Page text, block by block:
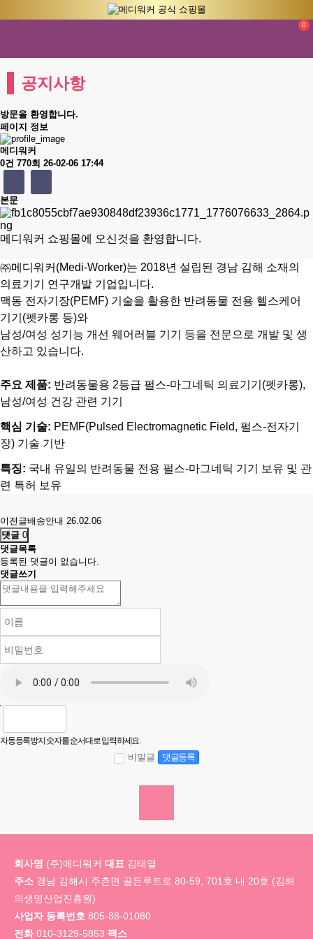
0
공지사항
방문을 환영합니다.
페이지 정보
메디워커
0건 770회 26-02-06 17:44
본문
메디워커 쇼핑몰에 오신것을 환영합니다.
㈜메디워커(Medi-Worker)는 2018년 설립된 경남 김해 소재의
의료기기 연구개발 기업입니다.
맥동 전자기장(PEMF) 기술을 활용한 반려동물 전용 헬스케어
기기(펫카롱 등)와
남성/여성 성기능 개선 웨어러블 기기 등을 전문으로 개발 및 생
산하고 있습니다.
주요 제품: 반려동물용 2등급 펄스-마그네틱 의료기기(펫카롱),
남성/여성 건강 관련 기기
핵심 기술: PEMF(Pulsed Electromagnetic Field, 펄스-전자기
장) 기술 기반
특징: 국내 유일의 반려동물 전용 펄스-마그네틱 기기 보유 및 관
련 특허 보유
이전글배송안내 26.02.06
댓글 0
댓글목록
등록된 댓글이 없습니다.
댓글쓰기
자동등록방지 숫자를 순서대로 입력하세요.
비밀글 댓글등록
회사명 (주)메디워커 대표 김태열
주소 경남 김해시 주촌면 골든루트로 80-59, 701호 내 20호 (김해
의생명산업진흥원)
사업자 등록번호 805-88-01080
전화010-3129-5853 팩스